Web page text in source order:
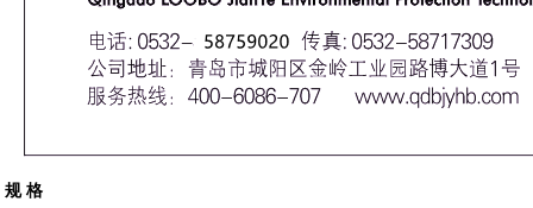
规 格